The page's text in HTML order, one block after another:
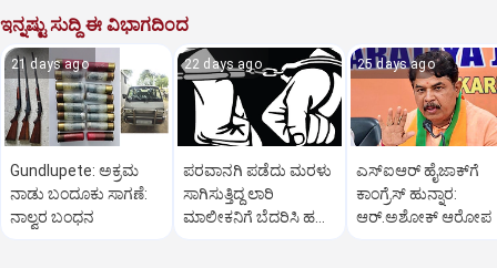
ಇನ್ನಷ್ಟು ಸುದ್ದಿ ಈ ವಿಭಾಗದಿಂದ
21 days ago
Gundlupete: ಅಕ್ರಮ
ನಾಡು ಬಂದೂಕು ಸಾಗಣೆ:
ನಾಲ್ವರ ಬಂಧನ
22 days ago
ಪರವಾನಗಿ ಪಡೆದು ಮರಳು
ಸಾಗಿಸುತ್ತಿದ್ದ ಲಾರಿ
ಮಾಲೀಕನಿಗೆ ಬೆದರಿಸಿ ಹಣ
25 days ago
ಎಸ್‌ಐಆರ್‌ ಹೈಜಾಕ್‌ಗೆ
ಕಾಂಗ್ರೆಸ್‌ ಹುನ್ನಾರ:
ಆರ್‌.ಅಶೋಕ್‌ ಆರೋಪ